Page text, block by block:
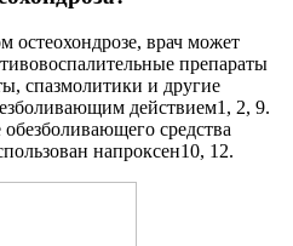
остеохондрозе, врач может
препараты
спазмолитики и другие
действием1, 2, 9.
средства
напроксен10, 12.